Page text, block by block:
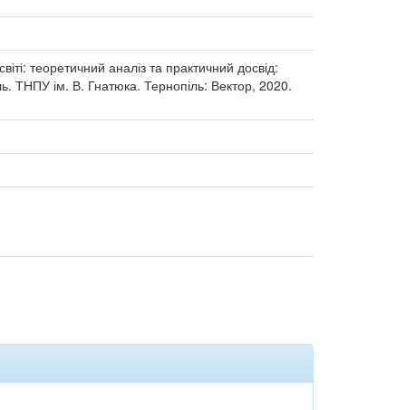
теоретичний аналіз та практичний досвід:
ТНПУ ім. В. Гнатюка. Тернопіль: Вектор, 2020.